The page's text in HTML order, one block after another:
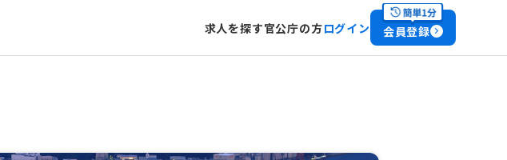
求人を探す官公庁の方ログイン 会員登録